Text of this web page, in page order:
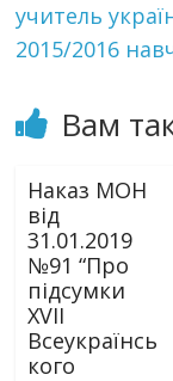
учитель
2015/2016
Вам
Наказ МОН
від
31.01.2019
№91 “Про
підсумки
ХVІI
Всеукраїнсь
кого